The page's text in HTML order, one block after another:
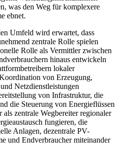
was den Weg für komplexere
ebnet.
Umfeld wird erwartet, dass
zentrale Rolle spielen
Rolle als Vermittler zwischen
hinaus entwickeln
lokaler
von Erzeugung,
Netzdienstleistungen
von Infrastruktur, die
die Steuerung von Energieflüssen
zentrale Wegbereiter regionaler
fungieren, die
Anlagen, dezentrale PV-
und Endverbraucher miteinander